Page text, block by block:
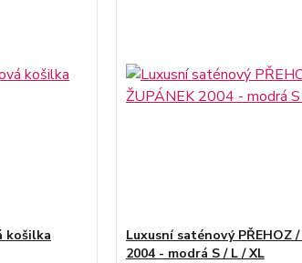
košilka
Luxusní saténový PŘEHOZ /
2004 - modrá S / L / XL